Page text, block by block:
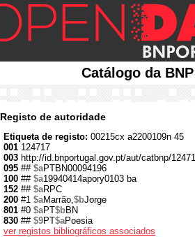
Catálogo da
Registo de autoridade
Etiqueta de registo: 00215cx a2200109n 45
001 124717
003 http://id.bnportugal.gov.pt/aut/catbnp/
095 ## $aPTBN00094196
100 ## $a19940414apory0103 ba
152 ## $aRPC
200 #1 $aMarrão,$bJorge
801 #0 $aPT$bBN
830 ## $9PT$aPoesia
ver registos bibliográficos associados